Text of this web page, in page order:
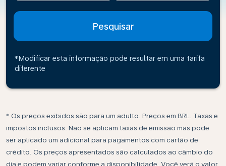
Pesquisar
*Modificar esta informação pode resultar em uma tarifa
diferente
* Os preços exibidos são para um adulto. Preços em BRL. Taxas e
impostos inclusos. Não se aplicam taxas de emissão mas pode
ser aplicado um adicional para pagamentos com cartão de
crédito. Os preços apresentados são calculados ao câmbio do
dia e podem variar conforme a disponibilidade. Você verá o valor